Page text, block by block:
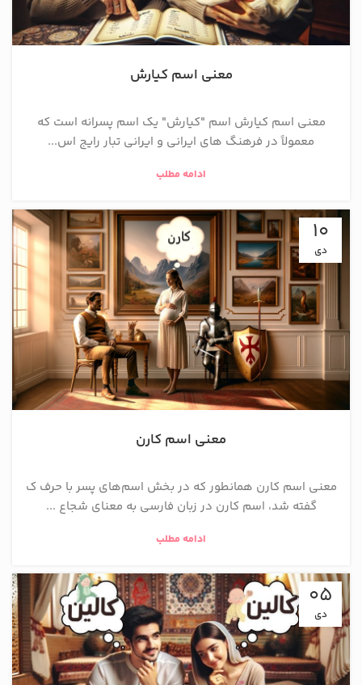
معنی اسم کیارش
معنی اسم کیارش اسم "کیارش" یک اسم پسرانه است که
معمولاً در فرهنگ‌ های ایرانی و ایرانی ‌تبار رایج اس...
ادامه مطلب
10
دی
معنی اسم کارن
معنی اسم کارن همانطور که در بخش اسم‌های پسر با حرف ک
گفته شد، اسم کارن در زبان فارسی به معنای شجاع ...
ادامه مطلب
05
دی